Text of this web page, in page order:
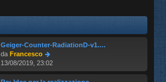
Geiger-Counter-RadiationD-v1.…
da Francesco
e
d
i
13/08/2019, 23:02